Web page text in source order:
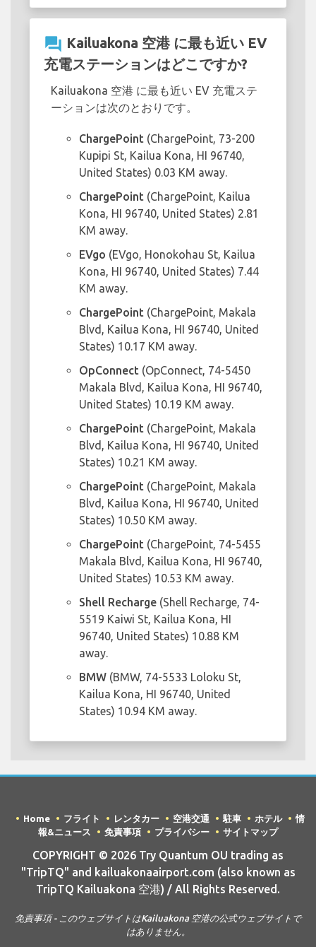
question_answer Kailuakona 空港 に最も近い EV
充電ステーションはどこですか?
Kailuakona 空港 に最も近い EV 充電ステ
ーションは次のとおりです。
ChargePoint (ChargePoint, 73-200
Kupipi St, Kailua Kona, HI 96740,
United States) 0.03 KM away.
ChargePoint (ChargePoint, Kailua
Kona, HI 96740, United States) 2.81
KM away.
EVgo (EVgo, Honokohau St, Kailua
Kona, HI 96740, United States) 7.44
KM away.
ChargePoint (ChargePoint, Makala
Blvd, Kailua Kona, HI 96740, United
States) 10.17 KM away.
OpConnect (OpConnect, 74-5450
Makala Blvd, Kailua Kona, HI 96740,
United States) 10.19 KM away.
ChargePoint (ChargePoint, Makala
Blvd, Kailua Kona, HI 96740, United
States) 10.21 KM away.
ChargePoint (ChargePoint, Makala
Blvd, Kailua Kona, HI 96740, United
States) 10.50 KM away.
ChargePoint (ChargePoint, 74-5455
Makala Blvd, Kailua Kona, HI 96740,
United States) 10.53 KM away.
Shell Recharge (Shell Recharge, 74-
5519 Kaiwi St, Kailua Kona, HI
96740, United States) 10.88 KM
away.
BMW (BMW, 74-5533 Loloku St,
Kailua Kona, HI 96740, United
States) 10.94 KM away.
Home フライト レンタカー 空港交通 駐車 ホテル
情
報&ニュース
免責事項 プライバシー サイトマップ
COPYRIGHT © 2026 Try Quantum OU trading as
"TripTQ" and kailuakonaairport.com (also known as
TripTQ Kailuakona 空港) / All Rights Reserved.
免責事項 - このウェブサイトはKailuakona 空港の公式ウェブサイトで
はありません。